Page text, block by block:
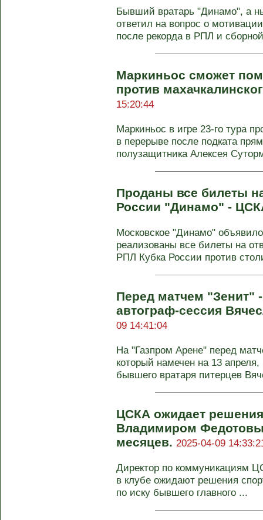
Бывший вратарь "Динамо", а
ответил на вопрос о
после рекорда в РПЛ и
Маркиньос сможет
против
15:20:44
Маркиньос в игре 23-го тура
в перерыве после подката
полузащитника Алексея
Проданы все билеты
России "Динамо" -
Московское "Динамо"
реализованы все билеты на
РПЛ Кубка России против
Перед матчем "Зенит"
автограф-сессия
09 14:41:04
На "Газпром Арене" перед
который намечен на 13
бывшего вратаря питерцев
ЦСКА ожидает
Владимиром
месяцев. 2025-04-09
Директор по коммуникациям
в клубе ожидают решения
по иску бывшего главного ...